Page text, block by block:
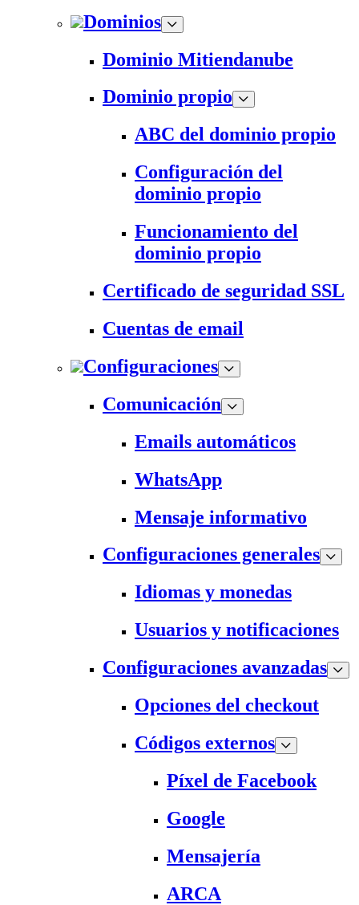
Dominios
Dominio Mitiendanube
Dominio propio
ABC del dominio propio
Configuración del
dominio propio
Funcionamiento del
dominio propio
Certificado de seguridad SSL
Cuentas de email
Configuraciones
Comunicación
Emails automáticos
WhatsApp
Mensaje informativo
Configuraciones generales
Idiomas y monedas
Usuarios y notificaciones
Configuraciones avanzadas
Opciones del checkout
Códigos externos
Píxel de Facebook
Google
Mensajería
ARCA